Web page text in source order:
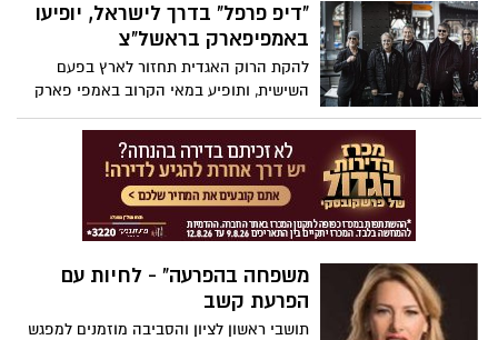
"דיפ פרפל" בדרך לישראל, יופיעו
באמפיפארק בראשל"צ
להקת הרוק האגדית תחזור לארץ בפעם
השישית, ותופיע במאי הקרוב באמפי פארק
בראשון לציון. מחירי הכרטיסים: בין 290 ל-690
משפחה בהפרעה" - לחיות עם
הפרעת קשב
תושבי ראשון לציון והסביבה מוזמנים למפגש